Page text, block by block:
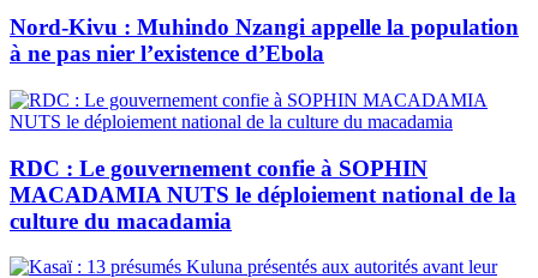
Nord-Kivu : Muhindo Nzangi appelle la population
à ne pas nier l’existence d’Ebola
RDC : Le gouvernement confie à SOPHIN
MACADAMIA NUTS le déploiement national de la
culture du macadamia